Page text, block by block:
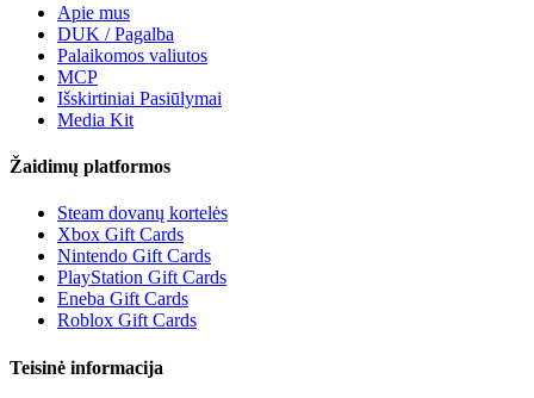
Apie mus
DUK / Pagalba
Palaikomos valiutos
MCP
Išskirtiniai Pasiūlymai
Media Kit
Žaidimų platformos
Steam dovanų kortelės
Xbox Gift Cards
Nintendo Gift Cards
PlayStation Gift Cards
Eneba Gift Cards
Roblox Gift Cards
Teisinė informacija